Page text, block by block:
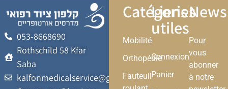
053-8668690
Rothschild 58 Kfar
Saba
kalfonmedicalservice@gmail.com
Catégories
Mobilité
Orthopédie
Fauteuil
Liens
utiles
Connexion
Panier
Pour
vous
abonner
à notre